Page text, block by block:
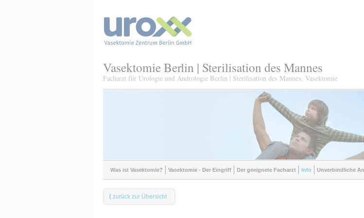
Vasektomie Berlin | Sterilisation des Mannes
Facharzt für Urologie und Andrologie Berlin | Sterilisation des Mannes, Vasektomie
Was ist Vasektomie? Vasektomie - Der Eingriff Der geeignete Facharzt Info Unverbindliche
⟨ zurück zur Übersicht